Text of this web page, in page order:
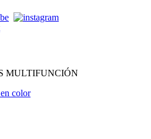
MULTIFUNCIÓN
color